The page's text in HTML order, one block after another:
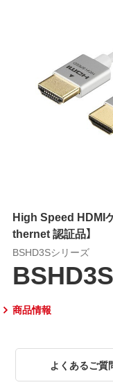
High Speed HDMI
thernet 認証品】
BSHD3Sシリーズ
商品情報
よくあるご質